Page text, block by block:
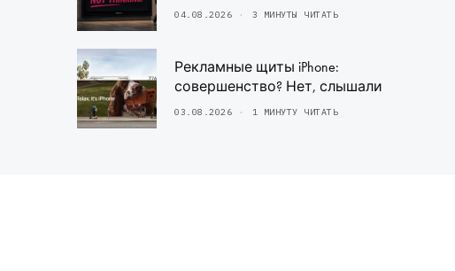
04.08.2026 3 МИНУТЫ ЧИТАТЬ
Рекламные щиты iPhone:
совершенство? Нет, слышали
03.08.2026 1 МИНУТУ ЧИТАТЬ